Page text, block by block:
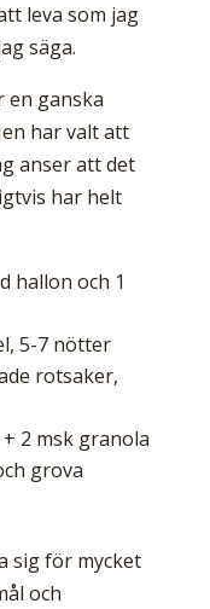
leva som jag
säga.
en ganska
har valt att
anser att det
har helt
hallon och 1
5-7 nötter
rotsaker,
2 msk granola
grova
sig för mycket
och